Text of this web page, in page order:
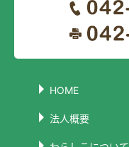
HOME
法人概要